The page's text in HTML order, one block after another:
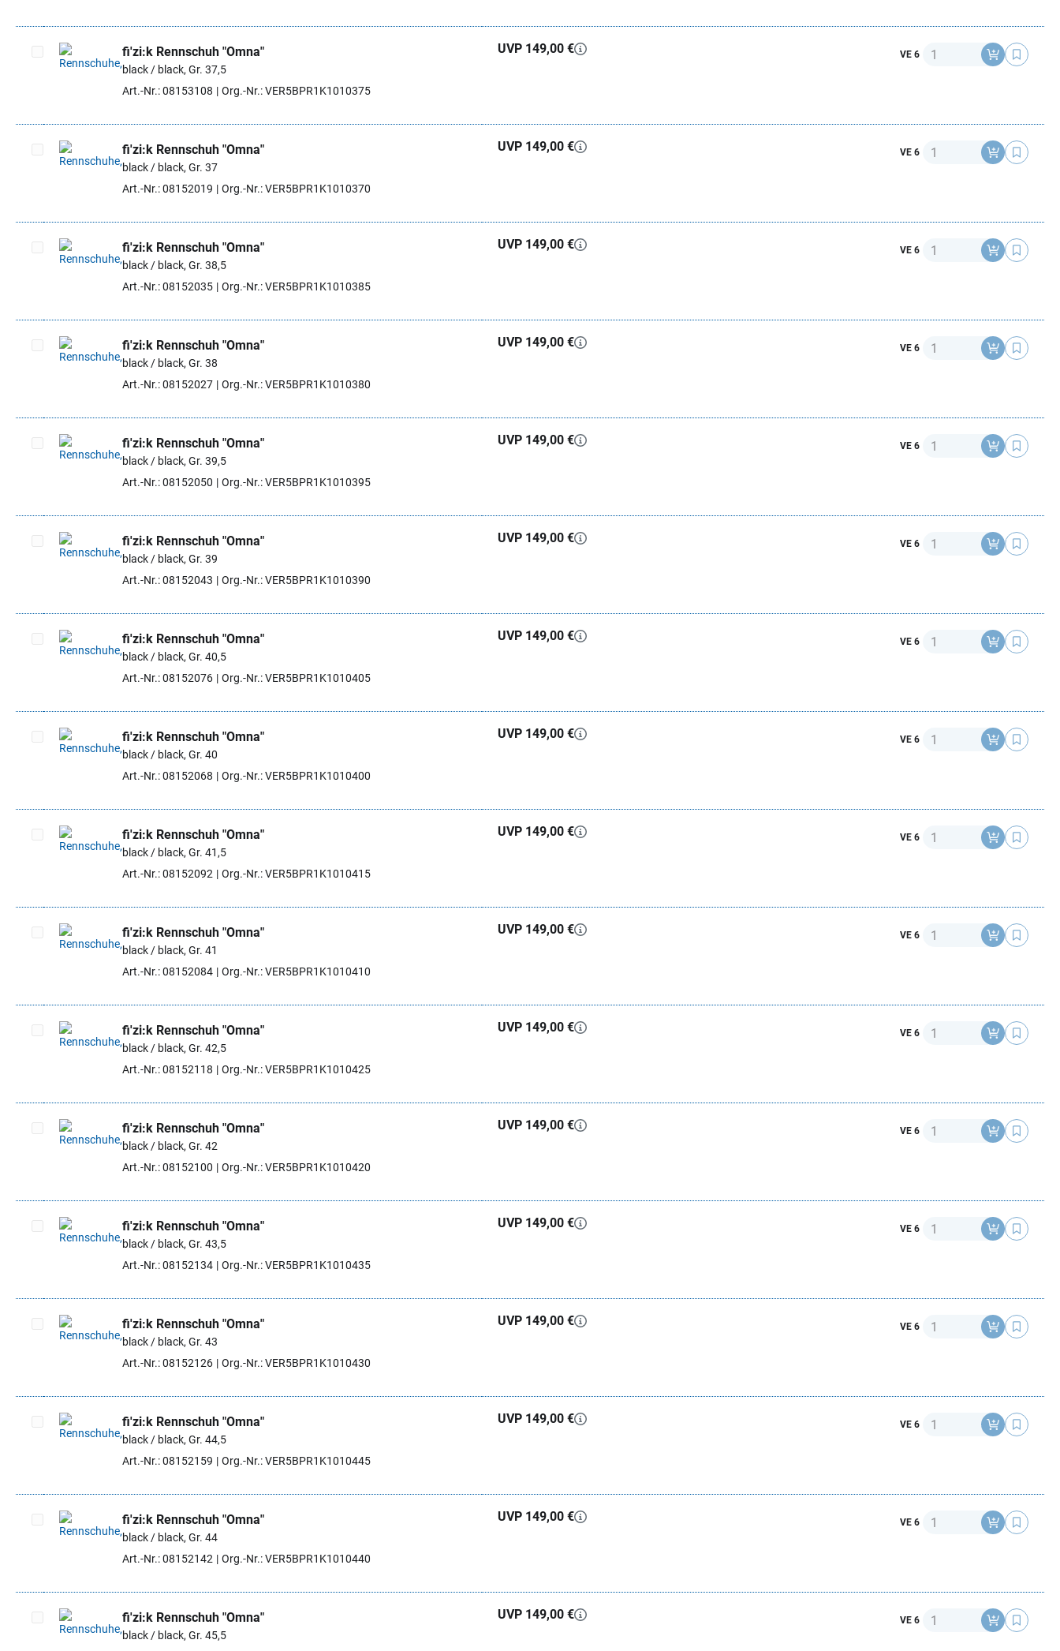
Artikel auswählen
fi'zi:k Rennschuh "Omna"
black / black, Gr. 37,5
Art.-Nr.: 08153108
Org.-Nr.: VER5BPR1K1010375
UVP 149,00 € VE 6 Anzahl
Artikel auswählen
fi'zi:k Rennschuh "Omna"
black / black, Gr. 37
Art.-Nr.: 08152019
Org.-Nr.: VER5BPR1K1010370
UVP 149,00 € VE 6 Anzahl
Artikel auswählen
fi'zi:k Rennschuh "Omna"
black / black, Gr. 38,5
Art.-Nr.: 08152035
Org.-Nr.: VER5BPR1K1010385
UVP 149,00 € VE 6 Anzahl
Artikel auswählen
fi'zi:k Rennschuh "Omna"
black / black, Gr. 38
Art.-Nr.: 08152027
Org.-Nr.: VER5BPR1K1010380
UVP 149,00 € VE 6 Anzahl
Artikel auswählen
fi'zi:k Rennschuh "Omna"
black / black, Gr. 39,5
Art.-Nr.: 08152050
Org.-Nr.: VER5BPR1K1010395
UVP 149,00 € VE 6 Anzahl
Artikel auswählen
fi'zi:k Rennschuh "Omna"
black / black, Gr. 39
Art.-Nr.: 08152043
Org.-Nr.: VER5BPR1K1010390
UVP 149,00 € VE 6 Anzahl
Artikel auswählen
fi'zi:k Rennschuh "Omna"
black / black, Gr. 40,5
Art.-Nr.: 08152076
Org.-Nr.: VER5BPR1K1010405
UVP 149,00 € VE 6 Anzahl
Artikel auswählen
fi'zi:k Rennschuh "Omna"
black / black, Gr. 40
Art.-Nr.: 08152068
Org.-Nr.: VER5BPR1K1010400
UVP 149,00 € VE 6 Anzahl
Artikel auswählen
fi'zi:k Rennschuh "Omna"
black / black, Gr. 41,5
Art.-Nr.: 08152092
Org.-Nr.: VER5BPR1K1010415
UVP 149,00 € VE 6 Anzahl
Artikel auswählen
fi'zi:k Rennschuh "Omna"
black / black, Gr. 41
Art.-Nr.: 08152084
Org.-Nr.: VER5BPR1K1010410
UVP 149,00 € VE 6 Anzahl
Artikel auswählen
fi'zi:k Rennschuh "Omna"
black / black, Gr. 42,5
Art.-Nr.: 08152118
Org.-Nr.: VER5BPR1K1010425
UVP 149,00 € VE 6 Anzahl
Artikel auswählen
fi'zi:k Rennschuh "Omna"
black / black, Gr. 42
Art.-Nr.: 08152100
Org.-Nr.: VER5BPR1K1010420
UVP 149,00 € VE 6 Anzahl
Artikel auswählen
fi'zi:k Rennschuh "Omna"
black / black, Gr. 43,5
Art.-Nr.: 08152134
Org.-Nr.: VER5BPR1K1010435
UVP 149,00 € VE 6 Anzahl
Artikel auswählen
fi'zi:k Rennschuh "Omna"
black / black, Gr. 43
Art.-Nr.: 08152126
Org.-Nr.: VER5BPR1K1010430
UVP 149,00 € VE 6 Anzahl
Artikel auswählen
fi'zi:k Rennschuh "Omna"
black / black, Gr. 44,5
Art.-Nr.: 08152159
Org.-Nr.: VER5BPR1K1010445
UVP 149,00 € VE 6 Anzahl
Artikel auswählen
fi'zi:k Rennschuh "Omna"
black / black, Gr. 44
Art.-Nr.: 08152142
Org.-Nr.: VER5BPR1K1010440
UVP 149,00 € VE 6 Anzahl
fi'zi:k Rennschuh "Omna"
black / black, Gr. 45,5
UVP 149,00 € VE 6 Anzahl